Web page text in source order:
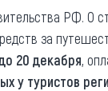
РФ. О
за
20 декабря,
у туристов